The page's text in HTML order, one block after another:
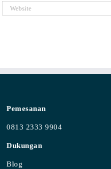
Pemesanan
0813 2333 9904
Dukungan
Blog